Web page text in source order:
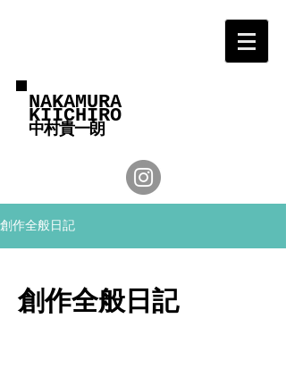
NAKAMURA
KIICHIRO
中村貴一朗
創作全般日記
創作全般日記